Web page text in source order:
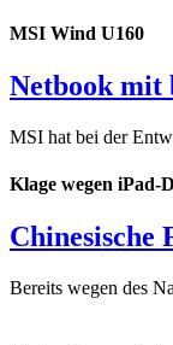
MSI Wind U160
Netbook mit
MSI hat bei der
Klage wegen iPad-
Chinesische
Bereits wegen des